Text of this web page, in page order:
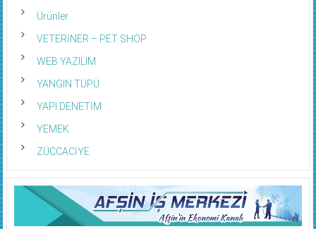
Ürünler
VETERİNER – PET SHOP
WEB YAZILIM
YANGIN TÜPÜ
YAPI DENETİM
YEMEK
ZÜCCACİYE